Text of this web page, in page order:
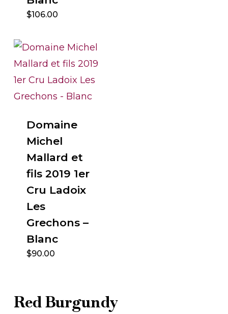
$106.00
Domaine
Michel
Mallard et
fils 2019 1er
Cru Ladoix
Les
Grechons –
Blanc
$90.00
Red Burgundy